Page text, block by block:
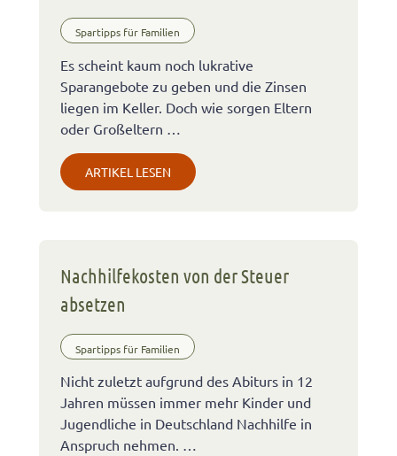
Spartipps für Familien
Es scheint kaum noch lukrative
Sparangebote zu geben und die Zinsen
liegen im Keller. Doch wie sorgen Eltern
oder Großeltern …
ARTIKEL LESEN
Nachhilfekosten von der Steuer
absetzen
Spartipps für Familien
Nicht zuletzt aufgrund des Abiturs in 12
Jahren müssen immer mehr Kinder und
Jugendliche in Deutschland Nachhilfe in
Anspruch nehmen. …